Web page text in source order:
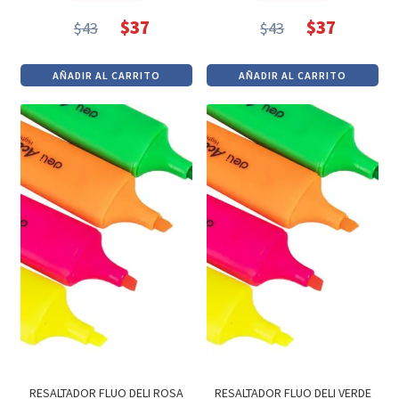
$43
precio
original
era:
$37
precio
actual
es:
AÑADIR AL CARRITO
$43
precio
original
era:
$37
precio
actual
es:
AÑADIR AL CARRITO
RESALTADOR FLUO DELI ROSA RESALTADOR FLUO DELI VERDE